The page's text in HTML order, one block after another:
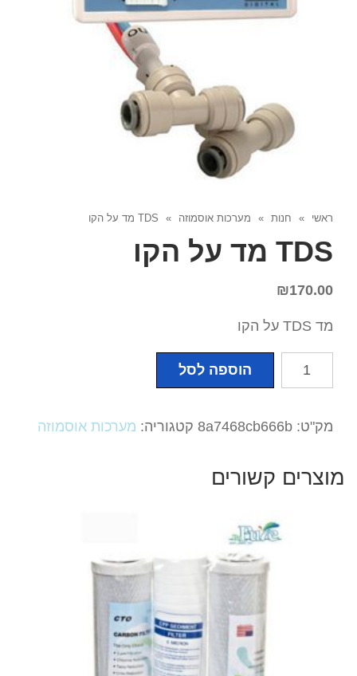
ראשי » חנות » מערכות אוסמוזה » TDS מד על הקו
TDS מד על הקו
₪170.00
מד TDS על הקו
כמות
מד
הוספה לסל
מק"ט: 8a7468cb666b קטגוריה: מערכות אוסמוזה
מוצרים קשורים